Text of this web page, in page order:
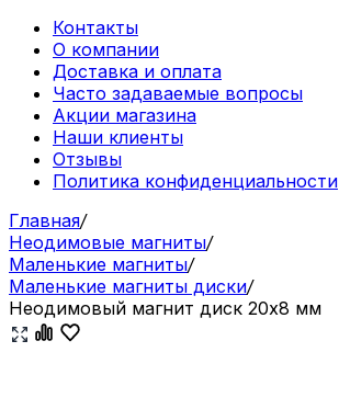
Контакты
О компании
Доставка и оплата
Часто задаваемые вопросы
Акции магазина
Наши клиенты
Отзывы
Политика конфиденциальности
Главная/
Неодимовые магниты/
Маленькие магниты/
Маленькие магниты диски/
Неодимовый магнит диск 20х8 мм